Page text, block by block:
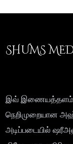
SHUMS
இவ் இணையத்தளம்
நெறிமுறையான
அடிப்படையில்